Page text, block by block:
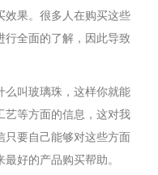
效果。很多人在购买这些
行全面的了解，因此导致
叫玻璃珠，这样你就能
艺等方面的信息，这对我
只要自己能够对这些方面
好的产品购买帮助。